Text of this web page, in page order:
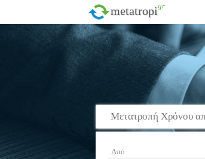
metatropi.gr
Μετατροπή Χρόνου
Από